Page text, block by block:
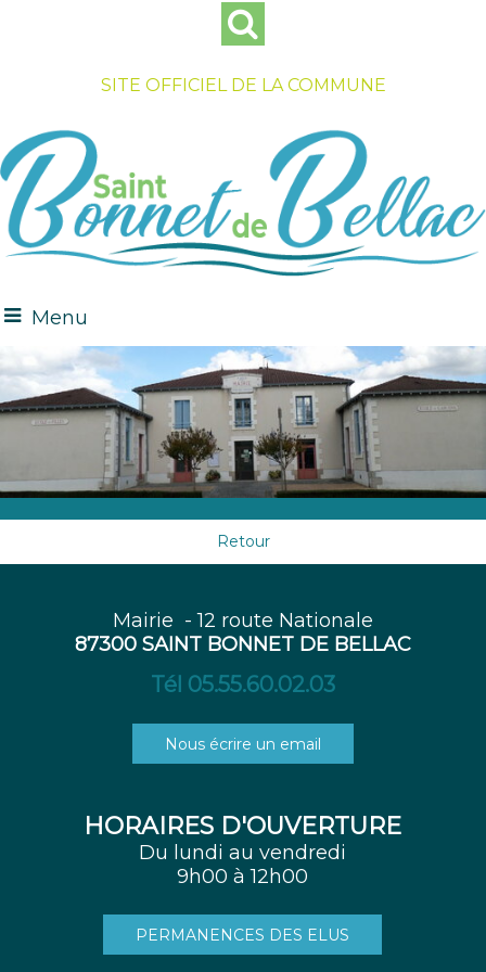
SITE OFFICIEL DE LA COMMUNE
Menu
Retour
Mairie - 12 route Nationale
87300 SAINT BONNET DE BELLAC
Tél 05.55.60.02.03
Nous écrire un email
HORAIRES D'OUVERTURE
Du lundi au vendredi
9h00 à 12h00
PERMANENCES DES ELUS